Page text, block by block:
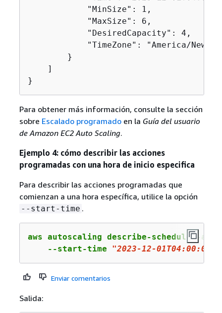
            "MinSize": 1,
            "MaxSize": 6,
            "DesiredCapacity": 4,
"TimeZone": "America/
        }
    ]
}
Para obtener más información, consulte la sección
sobre Escalado programadoen la Guía del usuario
de Amazon EC2 Auto Scaling.
Ejemplo 4: cómo describir las acciones
programadas con una hora de inicio especifica
Para describir las acciones programadas que
comienzan a una hora específica, utilice la opción
--start-time .
aws autoscaling describe-scheduled-
    --start-time
"2023-12-01T04:00:00Z"
Enviar comentarios
Salida: